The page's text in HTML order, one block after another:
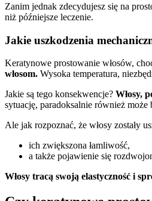
Zanim jednak zdecydujesz się na
niż późniejsze leczenie.
Jakie uszkodzenia
Keratynowe prostowanie włosów,
włosom. Wysoka temperatura,
Jakie są tego konsekwencje? Włosy,
sytuację, paradoksalnie również
Ale jak rozpoznać, że włosy zostały
ich zwiększona łamliwość,
a także pojawienie się
Włosy tracą swoją elastyczność i